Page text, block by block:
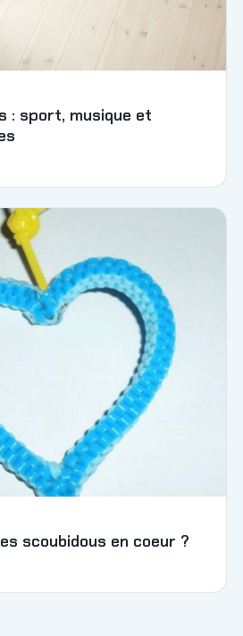
: sport, musique et
scoubidous en coeur ?